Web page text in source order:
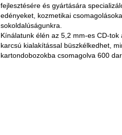
fejlesztésére és gyártására
edényeket, kozmetikai
sokoldalúságunkra.
Kínálatunk élén az 5,2 mm-es CD-
karcsú kialakítással büszkélkedhet,
kartondobozokba csomagolva 600